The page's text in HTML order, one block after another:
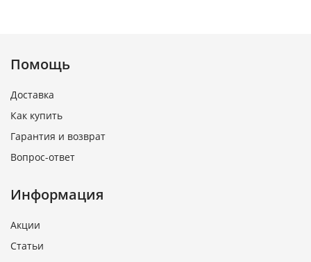
Помощь
Доставка
Как купить
Гарантия и возврат
Вопрос-ответ
Информация
Акции
Статьи